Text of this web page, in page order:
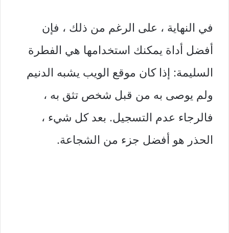
في النهاية ، على الرغم من ذلك ، فإن
أفضل أداة يمكنك استخدامها هي الفطرة
السليمة: إذا كان موقع الويب يشبه الدنيم
ولم يوصى به من قبل شخص تثق به ،
فالرجاء عدم التسجيل. بعد كل شيء ،
الحذر هو أفضل جزء من الشجاعة.